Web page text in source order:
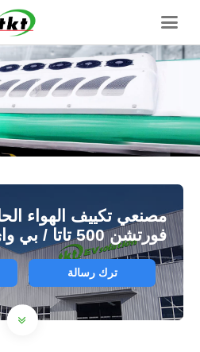
مصنعي تكييف الهواء
فورتشن 500 تاتا / بي واي دي
ترك رسالة